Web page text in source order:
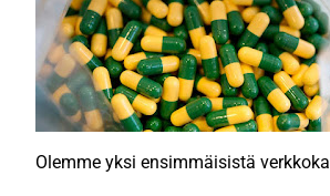
Olemme yksi ensimmäisistä